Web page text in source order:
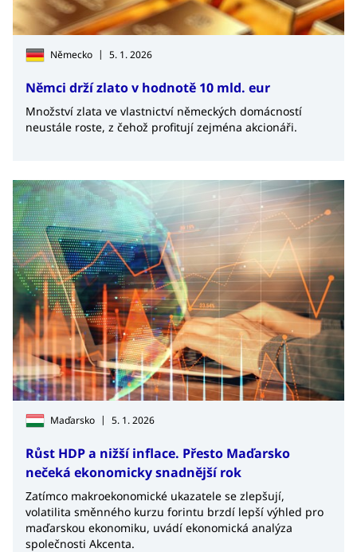
Německo | 5. 1. 2026
Němci drží zlato v hodnotě 10 mld. eur
Množství zlata ve vlastnictví německých domácností
neustále roste, z čehož profitují zejména akcionáři.
Maďarsko | 5. 1. 2026
Růst HDP a nižší inflace. Přesto Maďarsko
nečeká ekonomicky snadnější rok
Zatímco makroekonomické ukazatele se zlepšují,
volatilita směnného kurzu forintu brzdí lepší výhled pro
maďarskou ekonomiku, uvádí ekonomická analýza
společnosti Akcenta.